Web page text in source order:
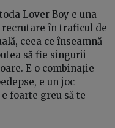
Lover Boy e una
în traficul de
ceea ce înseamnă
să fie singurii
E o combinație
e un joc
foarte greu să te